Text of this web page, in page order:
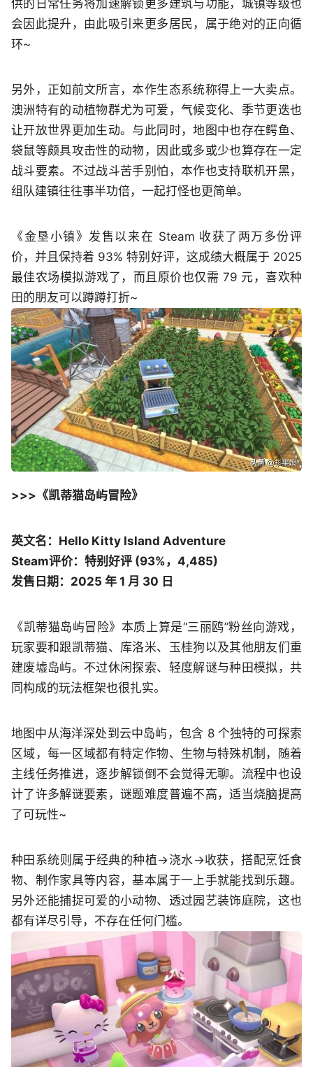
供的日常任务将加速解锁更多建筑与功能，城镇等级也
会因此提升，由此吸引来更多居民，属于绝对的正向循
环~
另外，正如前文所言，本作生态系统称得上一大卖点。
澳洲特有的动植物群尤为可爱，气候变化、季节更迭也
让开放世界更加生动。与此同时，地图中也存在鳄鱼、
袋鼠等颇具攻击性的动物，因此或多或少也算存在一定
战斗要素。不过战斗苦手别怕，本作也支持联机开黑，
组队建镇往往事半功倍，一起打怪也更简单。
《金垦小镇》发售以来在 Steam 收获了两万多份评
价，并且保持着 93% 特别好评，这成绩大概属于 2025
最佳农场模拟游戏了，而且原价也仅需 79 元，喜欢种
田的朋友可以蹲蹲打折~
>>>《凯蒂猫岛屿冒险》
英文名：Hello Kitty Island Adventure
Steam评价：特别好评 (93%，4,485)
发售日期：2025 年 1 月 30 日
《凯蒂猫岛屿冒险》本质上算是“三丽鸥”粉丝向游戏，
玩家要和跟凯蒂猫、库洛米、玉桂狗以及其他朋友们重
建废墟岛屿。不过休闲探索、轻度解谜与种田模拟，共
同构成的玩法框架也很扎实。
地图中从海洋深处到云中岛屿，包含 8 个独特的可探索
区域，每一区域都有特定作物、生物与特殊机制，随着
主线任务推进，逐步解锁倒不会觉得无聊。流程中也设
计了许多解谜要素，谜题难度普遍不高，适当烧脑提高
了可玩性~
种田系统则属于经典的种植→浇水→收获，搭配烹饪食
物、制作家具等内容，基本属于一上手就能找到乐趣。
另外还能捕捉可爱的小动物、透过园艺装饰庭院，这也
都有详尽引导，不存在任何门槛。